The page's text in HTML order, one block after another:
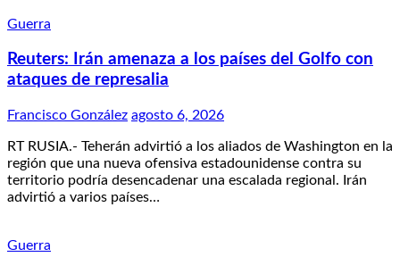
Guerra
Reuters: Irán amenaza a los países del Golfo con
ataques de represalia
Francisco González agosto 6, 2026
RT RUSIA.- Teherán advirtió a los aliados de Washington en la
región que una nueva ofensiva estadounidense contra su
territorio podría desencadenar una escalada regional. Irán
advirtió a varios países…
Guerra